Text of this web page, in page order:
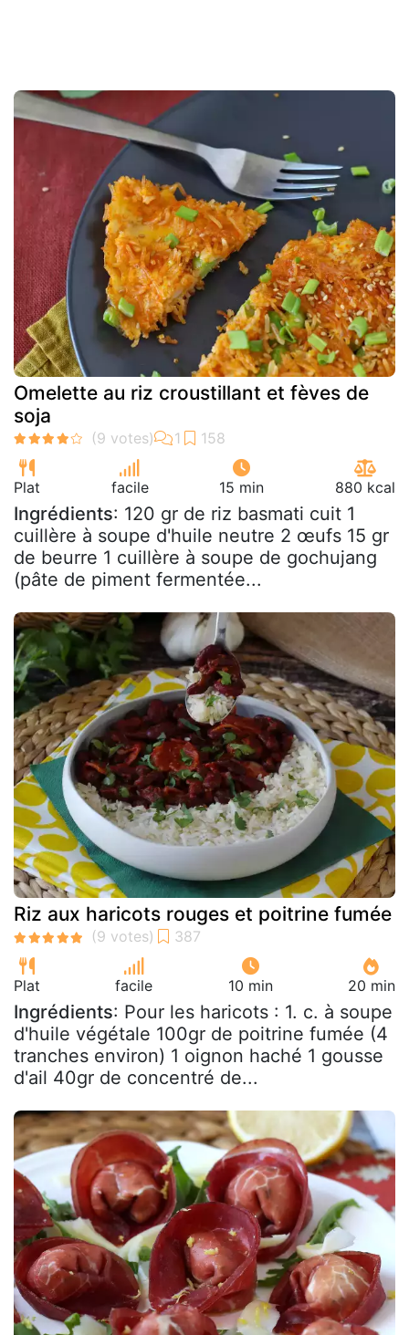
Omelette au riz croustillant et fèves de
soja
Plat facile 15 min 880 kcal
Ingrédients: 120 gr de riz basmati cuit 1
cuillère à soupe d'huile neutre 2 œufs 15 gr
de beurre 1 cuillère à soupe de gochujang
(pâte de piment fermentée...
Riz aux haricots rouges et poitrine fumée
Plat facile 10 min 20 min
Ingrédients: Pour les haricots : 1. c. à soupe
d'huile végétale 100gr de poitrine fumée (4
tranches environ) 1 oignon haché 1 gousse
d'ail 40gr de concentré de...